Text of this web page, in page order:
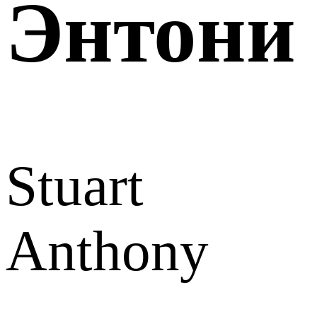
Энтони
Stuart
Anthony